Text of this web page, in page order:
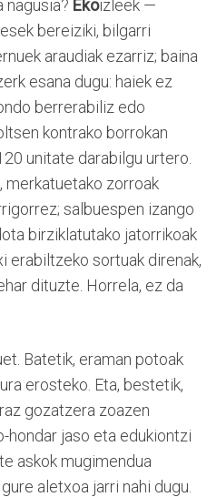
nagusia? Ekoizleek —
bereiziki, bilgarri
araudiak ezarriz; baina
esana dugu: haiek ez
berrerabiliz edo
kontrako borrokan
unitate darabilgu urtero.
merkatuetako zorroak
salbuespen izango
birziklatutako jatorrikoak
erabiltzeko sortuak direnak,
dituzte. Horrela, ez da
Batetik, eraman potoak
erosteko. Eta, bestetik,
gozatzera zoazen
hondar jaso eta edukiontzi
askok mugimendua
aletxoa jarri nahi dugu.